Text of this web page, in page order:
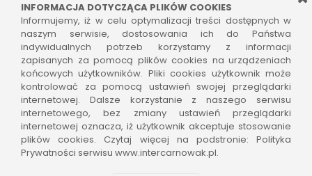
Salon sprzedaży
ubezpieczenia i finanse
Pon. - Pt. 9:00 do 17:00
Sobota 9:00 do 14:00, niedziela nieczynne
Serwis mechaniczny, części, blacharnia i lakiernia
Pon. - Pt. 8:00 do 17:00
Sobota 8:00 do 14:00, niedziela nieczynne
Copyright © 2023 Inter Car Nowak.
Jak przetwarzamy dane:
INFORMACJA DOTYCZĄCA PLIKÓW COOKIES
Informujemy, iż w celu optymalizacji treści dostępnych w
naszym serwisie, dostosowania ich do Państwa
indywidualnych potrzeb korzystamy z informacji
zapisanych za pomocą plików cookies na urządzeniach
końcowych użytkowników. Pliki cookies użytkownik może
kontrolować za pomocą ustawień swojej przeglądarki
internetowej. Dalsze korzystanie z naszego serwisu
internetowego, bez zmiany ustawień przeglądarki
internetowej oznacza, iż użytkownik akceptuje stosowanie
plików cookies. Czytaj więcej na podstronie: Polityka
Prywatności serwisu www.intercarnowak.pl.